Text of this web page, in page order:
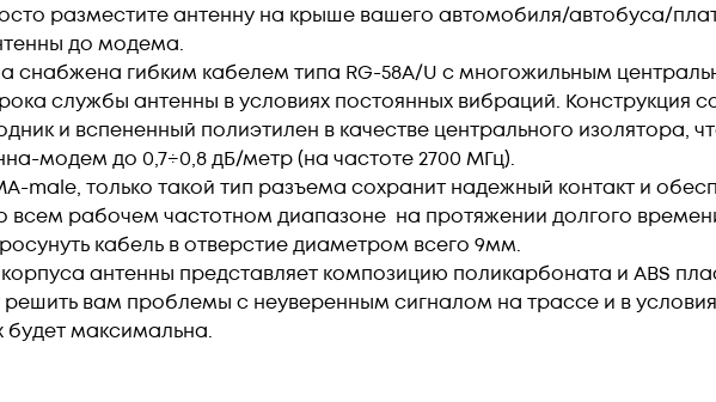
разместите антенну на крыше вашего автомобиля/автобуса/
до модема.
снабжена гибким кабелем типа RG-58A/U с многожильным
службы антенны в условиях постоянных вибраций. Конструкция
и вспененный полиэтилен в качестве центрального изолятора,
модем до 0,7÷0,8 дБ/метр (на частоте 2700 МГц).
male, только такой тип разъема сохранит надежный контакт и
всем рабочем частотном диапазоне на протяжении долгого
кабель в отверстие диаметром всего 9мм.
антенны представляет композицию поликарбоната и ABS
вам проблемы с неуверенным сигналом на трассе и в
будет максимальна.